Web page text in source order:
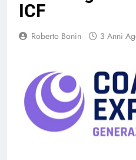
ICF
Roberto Bonin 3 Anni